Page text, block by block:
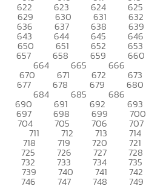
622 623 624 625
629 630 631 632
636 637 638 639
643 644 645 646
650 651 652 653
657 658 659 660
664 665 666
670 671 672 673
677 678 679 680
684 685 686
690 691 692 693
697 698 699 700
704 705 706 707
711 712 713 714
718 719 720 721
725 726 727 728
732 733 734 735
739 740 741 742
746 747 748 749